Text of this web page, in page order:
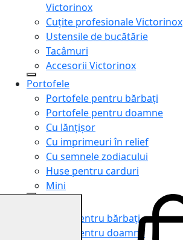
Victorinox
Cuțite profesionale Victorinox
Ustensile de bucătărie
Tacâmuri
Accesorii Victorinox
Portofele
Portofele pentru bărbați
Portofele pentru doamne
Cu lănțișor
Cu imprimeuri în relief
Cu semnele zodiacului
Huse pentru carduri
Mini
Genți pentru bărbați
Genți pentru doamne